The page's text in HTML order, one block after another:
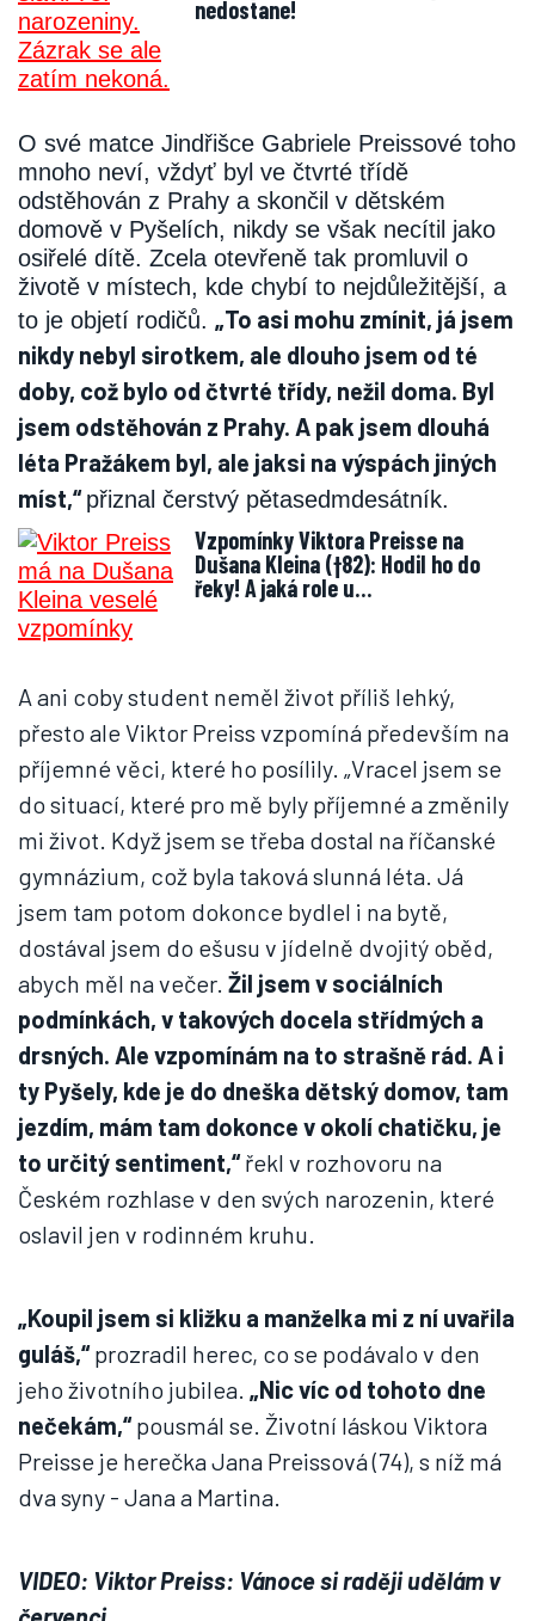
nedostane!
O své matce Jindřišce Gabriele Preissové toho
mnoho neví, vždyť byl ve čtvrté třídě
odstěhován z Prahy a skončil v dětském
domově v Pyšelích, nikdy se však necítil jako
osiřelé dítě. Zcela otevřeně tak promluvil o
životě v místech, kde chybí to nejdůležitější, a
to je objetí rodičů. „To asi mohu zmínit, já jsem
nikdy nebyl sirotkem, ale dlouho jsem od té
doby, což bylo od čtvrté třídy, nežil doma. Byl
jsem odstěhován z Prahy. A pak jsem dlouhá
léta Pražákem byl, ale jaksi na výspách jiných
míst,“přiznal čerstvý pětasedmdesátník.
Vzpomínky Viktora Preisse na
Dušana Kleina (†82): Hodil ho do
řeky! A jaká role u…
A ani coby student neměl život příliš lehký,
přesto ale Viktor Preiss vzpomíná především na
příjemné věci, které ho posílily. „Vracel jsem se
do situací, které pro mě byly příjemné a změnily
mi život. Když jsem se třeba dostal na říčanské
gymnázium, což byla taková slunná léta. Já
jsem tam potom dokonce bydlel i na bytě,
dostával jsem do ešusu v jídelně dvojitý oběd,
abych měl na večer. Žil jsem v sociálních
podmínkách, v takových docela střídmých a
drsných. Ale vzpomínám na to strašně rád. A i
ty Pyšely, kde je do dneška dětský domov, tam
jezdím, mám tam dokonce v okolí chatičku, je
to určitý sentiment,“řekl v rozhovoru na
Českém rozhlase v den svých narozenin, které
oslavil jen v rodinném kruhu.
„Koupil jsem si kližku a manželka mi z ní uvařila
guláš,“prozradil herec, co se podávalo v den
jeho životního jubilea. „Nic víc od tohoto dne
nečekám,“pousmál se. Životní láskou Viktora
Preisse je herečka Jana Preissová (74), s níž má
dva syny - Jana a Martina.
VIDEO: Viktor Preiss: Vánoce si raději udělám v